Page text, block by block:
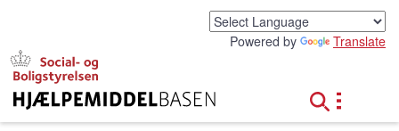
Powered by Translate